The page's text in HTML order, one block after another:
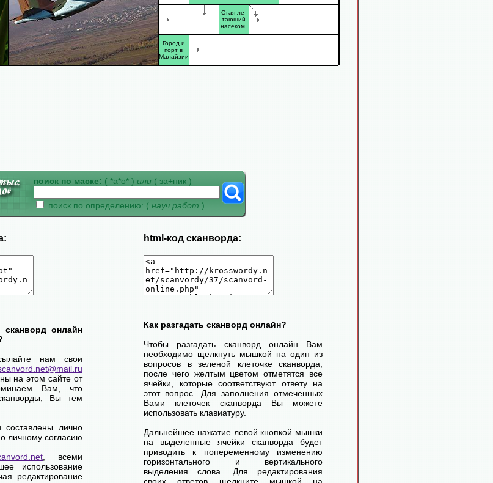
Стая ле-
тающий
насеком.
Город и
порт в
Малайзии
поиск по маске: ( *а*о* ) или ( за+ник )
поиск по определению: ( науч работ )
html-код сканворда:
сканворд онлайн
нам свои
на этом сайте от
Вам, что
Вы тем
составлены лично
личному согласию
, всеми
использование
редактирование
Как разгадать сканворд онлайн?
Чтобы разгадать сканворд онлайн Вам
необходимо щелкнуть мышкой на один из
вопросов в зеленой клеточке сканворда,
после чего желтым цветом отметятся все
ячейки, которые соответствуют ответу на
этот вопрос. Для заполнения отмеченных
Вами клеточек сканворда Вы можете
использовать клавиатуру.
Дальнейшее нажатие левой кнопкой мышки
на выделенные ячейки сканворда будет
приводить к попеременному изменению
горизонтального и вертикального
выделения слова. Для редактирования